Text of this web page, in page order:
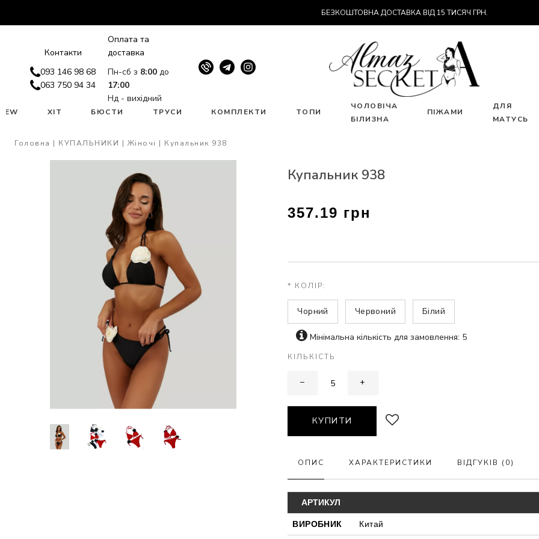
БЕЗКОШТОВНА ДОСТАВКА ВІД 15 ТИСЯЧ ГРН.
Контакти
093 146 98 68
063 750 94 34
Оплата та
доставка
Пн-сб з 8:00 до
17:00
Нд - вихідний
ХІТ БЮСТИ ТРУСИ КОМПЛЕКТИ ТОПИ
ЧОЛОВІЧА
БІЛИЗНА
ПІЖАМИ
ДЛЯ
МАТУСЬ
Головна КУПАЛЬНИКИ Жіночі Купальник 938
Купальник 938
357.19 грн
* КОЛІР:
Чорний Червоний Білий
Мінімальна кількість для замовлення: 5
КІЛЬКІСТЬ
− +
КУПИТИ
ОПИС ХАРАКТЕРИСТИКИ ВІДГУКІВ (0)
АРТИКУЛ
ВИРОБНИК Китай